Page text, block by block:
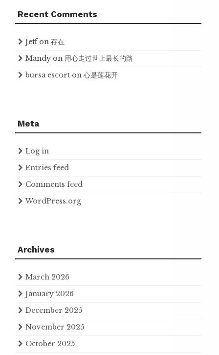
Recent Comments
Jeffon 存在
Mandy on 用心走过世上最长的路
bursa escort on 心是莲花开
Meta
Log in
Entries feed
Comments feed
WordPress.org
Archives
March 2026
January 2026
December 2025
November 2025
October 2025